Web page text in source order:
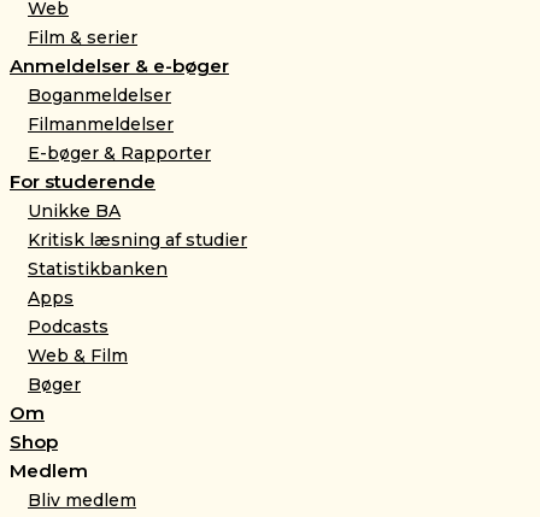
Web
Film & serier
Anmeldelser & e-bøger
Boganmeldelser
Filmanmeldelser
E-bøger & Rapporter
For studerende
Unikke BA
Kritisk læsning af studier
Statistikbanken
Apps
Podcasts
Web & Film
Bøger
Om
Shop
Medlem
Bliv medlem